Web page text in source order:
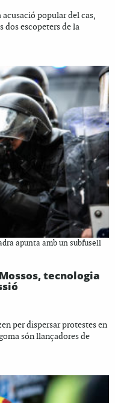
popular del cas,
dos escopeters de la
apunta amb un subfusell
tecnologia
per dispersar protestes en
són llançadores de